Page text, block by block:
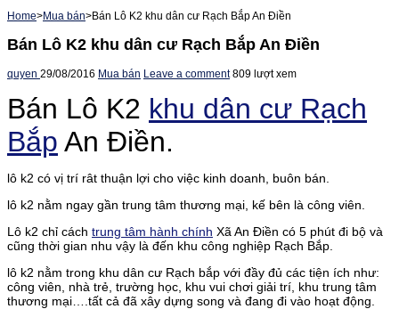
Home>Mua bán>Bán Lô K2 khu dân cư Rạch Bắp An Điền
Bán Lô K2 khu dân cư Rạch Bắp An Điền
quyen 29/08/2016 Mua bán Leave a comment 809 lượt xem
Bán Lô K2 khu dân cư Rạch
Bắp An Điền.
lô k2 có vị trí rât thuận lợi cho việc kinh doanh, buôn bán.
lô k2 nằm ngay gần trung tâm thương mại, kế bên là công viên.
Lô k2 chỉ cách trung tâm hành chính Xã An Điền có 5 phút đi bộ và
cũng thời gian nhu vậy là đến khu công nghiệp Rạch Bắp.
lô k2 nằm trong khu dân cư Rạch bắp với đầy đủ các tiện ích như:
công viên, nhà trẻ, trường học, khu vui chơi giải trí, khu trung tâm
thương mại….tất cả đã xây dựng song và đang đi vào hoạt động.